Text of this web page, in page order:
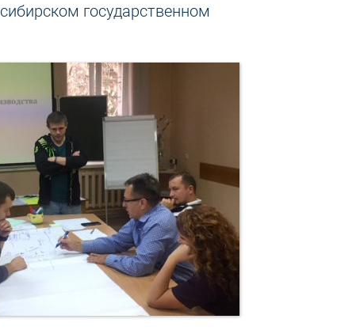
государственном